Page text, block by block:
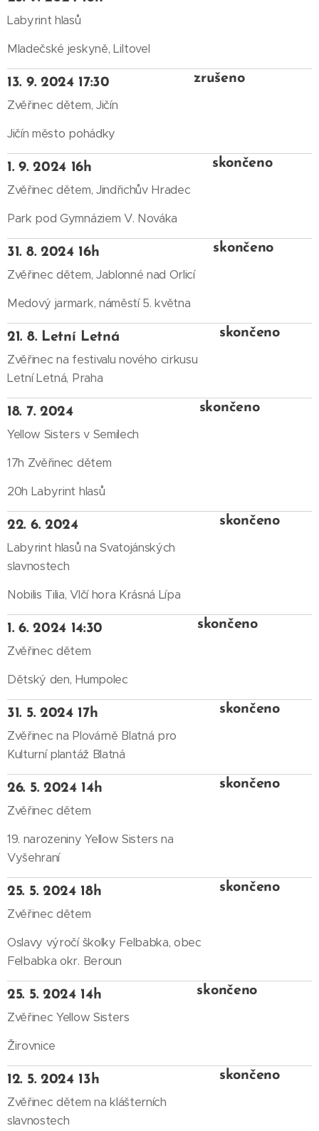
Labyrint hlasů
Mladečské jeskyně, LiItovel
13. 9. 2024 17:30
Zvěřinec dětem, Jičín
Jičín město pohádky
zrušeno
1. 9. 2024 16h
Zvěřinec dětem, Jindřichův Hradec
Park pod Gymnáziem V. Nováka
skončeno
31. 8. 2024 16h
Zvěřinec dětem, Jablonné nad Orlicí
Medový jarmark, náměstí 5. května
skončeno
21. 8. Letní Letná
Zvěřinec na festivalu nového cirkusu
Letní Letná, Praha
skončeno
18. 7. 2024
Yellow Sisters v Semilech
17h Zvěřinec dětem
20h Labyrint hlasů
skončeno
22. 6. 2024
Labyrint hlasů na Svatojánských
slavnostech
Nobilis Tilia, Vlčí hora Krásná Lípa
skončeno
1. 6. 2024 14:30
Zvěřinec dětem
Dětský den, Humpolec
skončeno
31. 5. 2024 17h
Zvěřinec na Plovárně Blatná pro
Kulturní plantáž Blatná
skončeno
26. 5. 2024 14h
Zvěřinec dětem
19. narozeniny Yellow Sisters na
Vyšehraní
skončeno
25. 5. 2024 18h
Zvěřinec dětem
Oslavy výročí školky Felbabka, obec
Felbabka okr. Beroun
skončeno
25. 5. 2024 14h
Zvěřinec Yellow Sisters
Žirovnice
skončeno
12. 5. 2024 13h
Zvěřinec dětem na klášterních
slavnostech
skončeno